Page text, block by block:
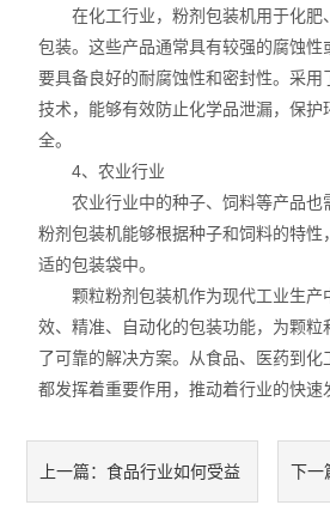
在化工行业，粉剂包装机用于化肥
包装。这些产品通常具有较强的腐蚀性
要具备良好的耐腐蚀性和密封性。采用
技术，能够有效防止化学品泄漏，保护
全。
4、农业行业
农业行业中的种子、饲料等产品也
粉剂包装机能够根据种子和饲料的特性
适的包装袋中。
颗粒粉剂包装机作为现代工业生产
效、精准、自动化的包装功能，为颗粒
了可靠的解决方案。从食品、医药到化
都发挥着重要作用，推动着行业的快速
上一篇：食品行业如何受益 下一